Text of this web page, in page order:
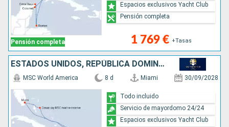
Pensión completa 1 769 € +Tasas
Espacios exclusivos Yacht Club
Pensión completa
ESTADOS UNIDOS, REPÚBLICA DOMINICANA, PORTO RICO, BAHAMAS
MSC World America 8 d Miami 30/09/2028
Todo incluido
Servicio de mayordomo 24/24
Espacios exclusivos Yacht Club